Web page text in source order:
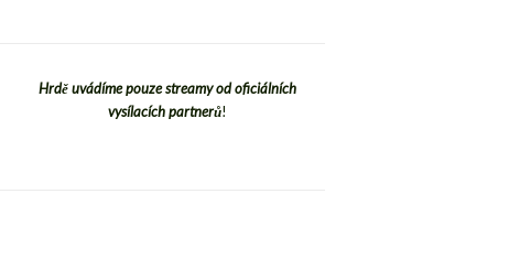
Hrdě uvádíme pouze streamy od oficiálních
vysílacích partnerů!